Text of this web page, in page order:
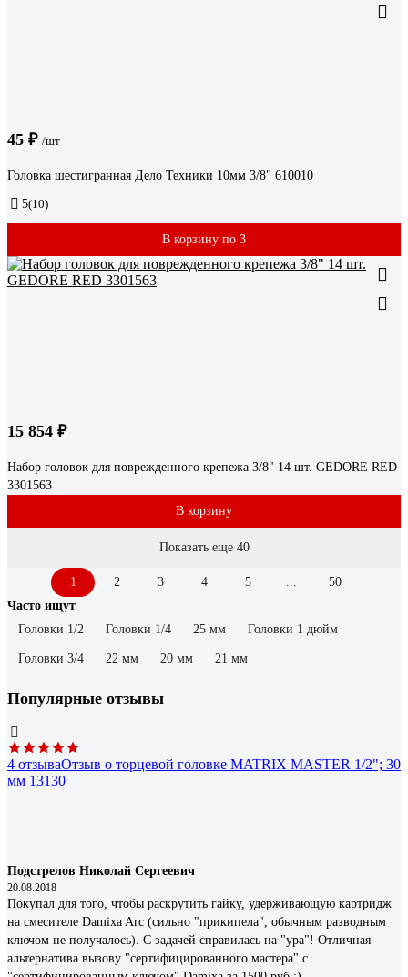
45 ₽ /шт
Головка шестигранная Дело Техники 10мм 3/8" 610010
5(10)
В корзину по 3
15 854 ₽
Набор головок для поврежденного крепежа 3/8" 14 шт. GEDORE RED
3301563
В корзину
Показать еще 40
1 2 3 4 5 ...
50
Часто ищут
Головки 1/2
Головки 1/4 25 мм Головки 1 дюйм
Головки 3/4 22 мм 20 мм 21 мм
Популярные отзывы
4 отзываОтзыв о торцевой головке MATRIX MASTER 1/2"; 30
мм 13130
Подстрелов Николай Сергеевич
20.08.2018
Покупал для того, чтобы раскрутить гайку, удерживающую картридж
на смесителе Damixa Arc (сильно "прикипела", обычным разводным
ключом не получалось). С задачей справилась на "ура"! Отличная
альтернатива вызову "сертифицированного мастера" с